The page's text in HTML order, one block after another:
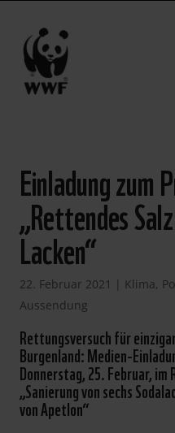
Einladung zum
„Rettendes
Lacken“
22. Februar 2021 | Klima,
Aussendung
Rettungsversuch für
Burgenland: Medien-
Donnerstag, 25. Februar, im
„Sanierung von sechs
von Apetlon“